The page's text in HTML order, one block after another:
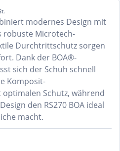
modernes Design mit
robuste Microtech-
Durchtrittschutz sorgen
Dank der BOA®-
sich der Schuh schnell
Komposit-
Schutz, während
den RS270 BOA ideal
macht.